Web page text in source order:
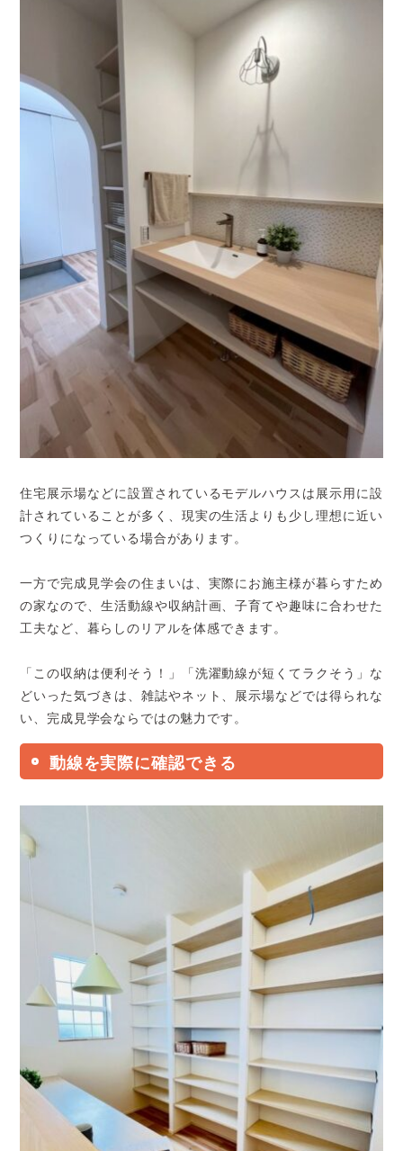
住宅展示場などに設置されているモデルハウスは展示用に設
計されていることが多く、現実の生活よりも少し理想に近い
つくりになっている場合があります。
一方で完成見学会の住まいは、実際にお施主様が暮らすため
の家なので、生活動線や収納計画、子育てや趣味に合わせた
工夫など、暮らしのリアルを体感できます。
「この収納は便利そう！」「洗濯動線が短くてラクそう」な
どいった気づきは、雑誌やネット、展示場などでは得られな
い、完成見学会ならではの魅力です。
動線を実際に確認できる